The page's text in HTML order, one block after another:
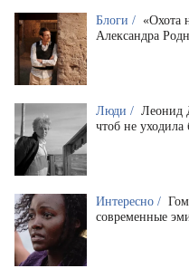
Блоги / «Охота
Александра
Люди / Леонид
чтоб не
Интересно /
современные